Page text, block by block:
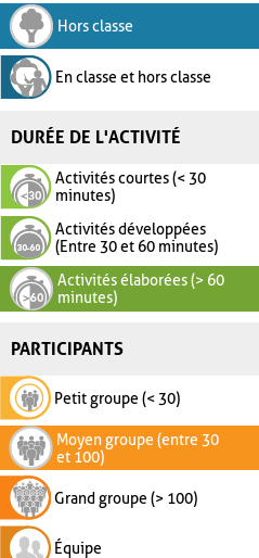
Hors classe
En classe et hors classe
DURÉE DE L'ACTIVITÉ
Activités courtes (< 30
minutes)
Activités développées
(Entre 30 et 60 minutes)
Activités élaborées (> 60
minutes)
PARTICIPANTS
Petit groupe (< 30)
Moyen groupe (entre 30
et 100)
Grand groupe (> 100)
Équipe